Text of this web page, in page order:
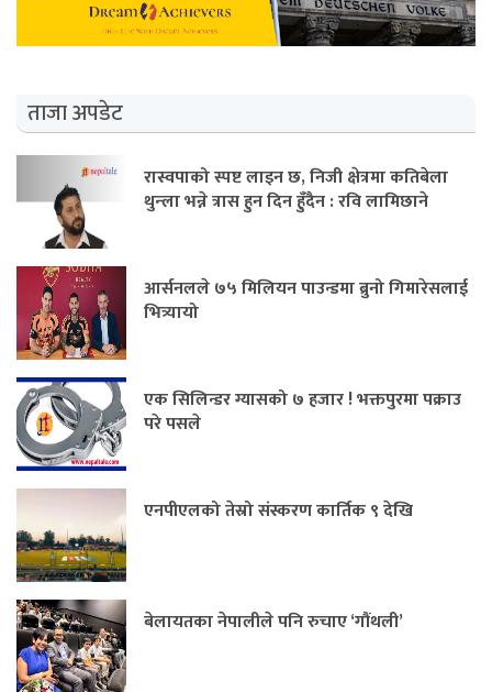
ताजा अपडेट
रास्वपाको स्पष्ट लाइन छ, निजी क्षेत्रमा कतिबेला
थुन्ला भन्ने त्रास हुन दिन हुँदैन : रवि लामिछाने
आर्सनलले ७५ मिलियन पाउन्डमा ब्रुनो गिमारेसलाई
भित्र्यायो
एक सिलिन्डर ग्यासको ७ हजार ! भक्तपुरमा पक्राउ
परे पसले
एनपीएलको तेस्रो संस्करण कार्तिक ९ देखि
बेलायतका नेपालीले पनि रुचाए ‘गौंथली’